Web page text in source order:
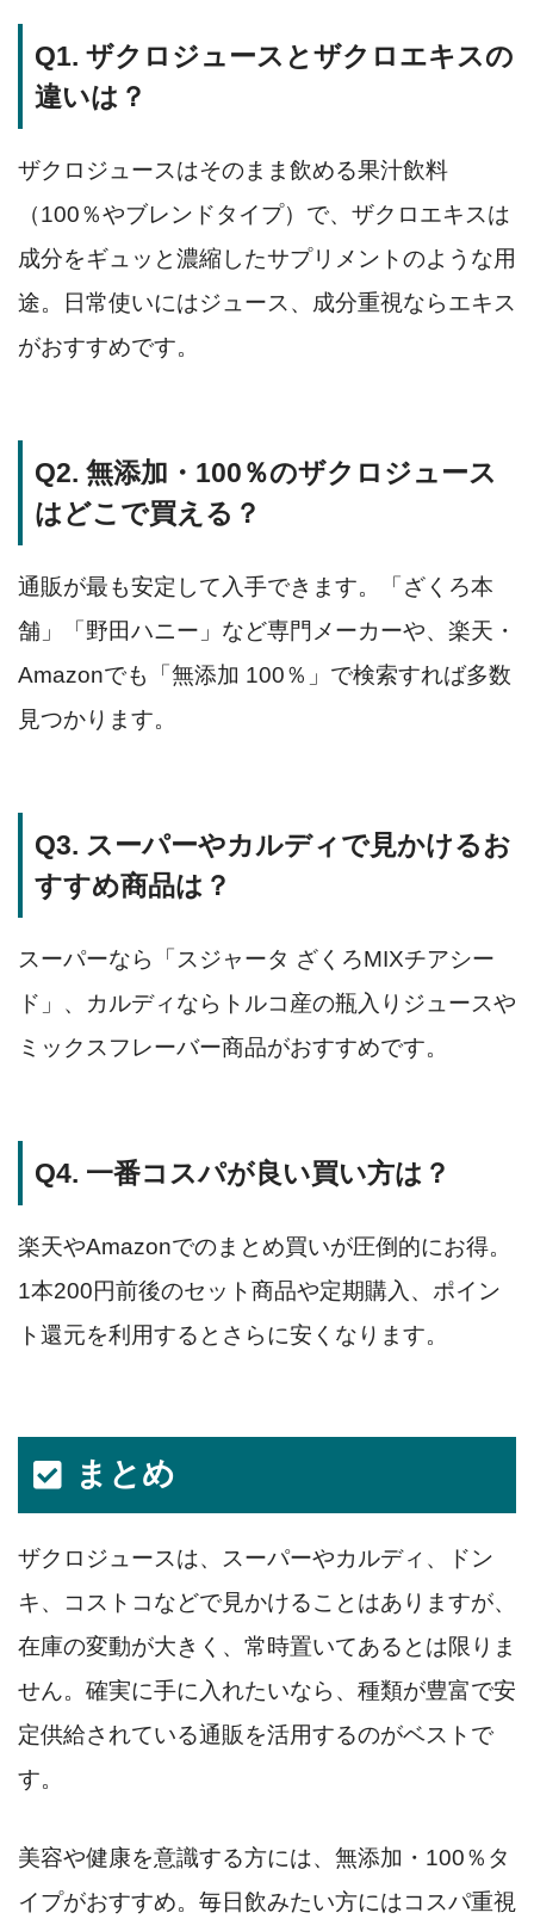
Q1. ザクロジュースとザクロエキスの
違いは？
ザクロジュースはそのまま飲める果汁飲料
（100％やブレンドタイプ）で、ザクロエキスは
成分をギュッと濃縮したサプリメントのような用
途。日常使いにはジュース、成分重視ならエキス
がおすすめです。
Q2. 無添加・100％のザクロジュース
はどこで買える？
通販が最も安定して入手できます。「ざくろ本
舗」「野田ハニー」など専門メーカーや、楽天・
Amazonでも「無添加 100％」で検索すれば多数
見つかります。
Q3. スーパーやカルディで見かけるお
すすめ商品は？
スーパーなら「スジャータ ざくろMIXチアシー
ド」、カルディならトルコ産の瓶入りジュースや
ミックスフレーバー商品がおすすめです。
Q4. 一番コスパが良い買い方は？
楽天やAmazonでのまとめ買いが圧倒的にお得。
1本200円前後のセット商品や定期購入、ポイン
ト還元を利用するとさらに安くなります。
まとめ
ザクロジュースは、スーパーやカルディ、ドン
キ、コストコなどで見かけることはありますが、
在庫の変動が大きく、常時置いてあるとは限りま
せん。確実に手に入れたいなら、種類が豊富で安
定供給されている通販を活用するのがベストで
す。
美容や健康を意識する方には、無添加・100％タ
イプがおすすめ。毎日飲みたい方にはコスパ重視